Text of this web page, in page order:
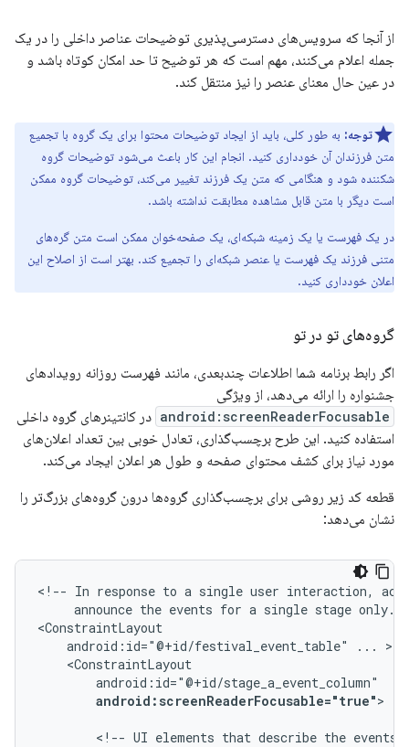
از آنجا که سرویس‌های دسترسی‌پذیری توضیحات عناصر داخلی را در یک
جمله اعلام می‌کنند، مهم است که هر توضیح تا حد امکان کوتاه باشد و
در عین حال معنای عنصر را نیز منتقل کند.
توجه: به طور کلی، باید از ایجاد توضیحات محتوا برای یک گروه با تجمیع
متن فرزندان آن خودداری کنید. انجام این کار باعث می‌شود توضیحات گروه
شکننده شود و هنگامی که متن یک فرزند تغییر می‌کند، توضیحات گروه ممکن
است دیگر با متن قابل مشاهده مطابقت نداشته باشد.
در یک فهرست یا یک زمینه شبکه‌ای، یک صفحه‌خوان ممکن است متن گره‌های
متنی فرزند یک فهرست یا عنصر شبکه‌ای را تجمیع کند. بهتر است از اصلاح این
اعلان خودداری کنید.
گروه‌های تو در تو
اگر رابط برنامه شما اطلاعات چندبعدی، مانند فهرست روزانه رویدادهای
جشنواره را ارائه می‌دهد، از ویژگی
android:screenReaderFocusable در کانتینرهای گروه داخلی
استفاده کنید. این طرح برچسب‌گذاری، تعادل خوبی بین تعداد اعلان‌های
مورد نیاز برای کشف محتوای صفحه و طول هر اعلان ایجاد می‌کند.
قطعه کد زیر روشی برای برچسب‌گذاری گروه‌ها درون گروه‌های بزرگ‌تر را
نشان می‌دهد:
<!-- In response to a single user interaction,
announce the events for a single stage only.
android:id="@+id/festival_event_table"
...
android:screenReaderFocusable="true">
<!-- UI elements that describe the events